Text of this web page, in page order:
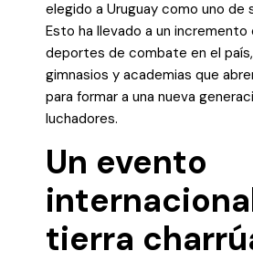
elegido a Uruguay como uno de
Esto ha llevado a un
deportes de combate en el
gimnasios y academias que
para formar a una nueva
luchadores.
Un evento
tierra